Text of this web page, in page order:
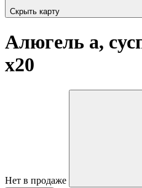
Скрыть карту
Алюгель а,
x20
Нет в продаже